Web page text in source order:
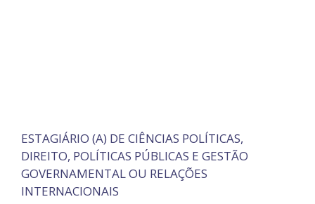
ESTAGIÁRIO (A) DE CIÊNCIAS POLÍTICAS,
DIREITO, POLÍTICAS PÚBLICAS E GESTÃO
GOVERNAMENTAL OU RELAÇÕES
INTERNACIONAIS